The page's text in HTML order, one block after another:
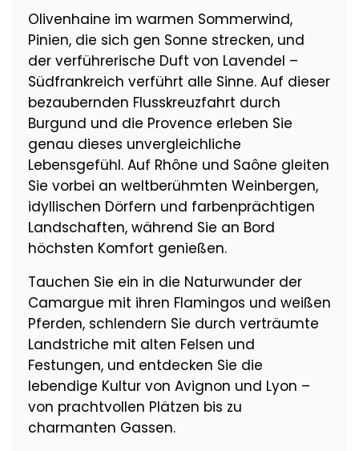
Olivenhaine im warmen Sommerwind,
Pinien, die sich gen Sonne strecken, und
der verführerische Duft von Lavendel –
Südfrankreich verführt alle Sinne. Auf dieser
bezaubernden Flusskreuzfahrt durch
Burgund und die Provence erleben Sie
genau dieses unvergleichliche
Lebensgefühl. Auf Rhône und Saône gleiten
Sie vorbei an weltberühmten Weinbergen,
idyllischen Dörfern und farbenprächtigen
Landschaften, während Sie an Bord
höchsten Komfort genießen.
Tauchen Sie ein in die Naturwunder der
Camargue mit ihren Flamingos und weißen
Pferden, schlendern Sie durch verträumte
Landstriche mit alten Felsen und
Festungen, und entdecken Sie die
lebendige Kultur von Avignon und Lyon –
von prachtvollen Plätzen bis zu
charmanten Gassen.